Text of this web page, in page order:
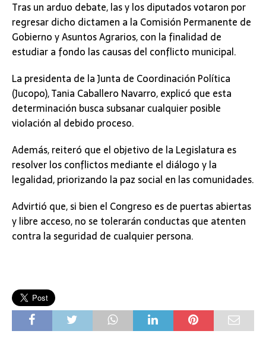
Tras un arduo debate, las y los diputados votaron por
regresar dicho dictamen a la Comisión Permanente de
Gobierno y Asuntos Agrarios, con la finalidad de
estudiar a fondo las causas del conflicto municipal.
La presidenta de la Junta de Coordinación Política
(Jucopo), Tania Caballero Navarro, explicó que esta
determinación busca subsanar cualquier posible
violación al debido proceso.
Además, reiteró que el objetivo de la Legislatura es
resolver los conflictos mediante el diálogo y la
legalidad, priorizando la paz social en las comunidades.
Advirtió que, si bien el Congreso es de puertas abiertas
y libre acceso, no se tolerarán conductas que atenten
contra la seguridad de cualquier persona.